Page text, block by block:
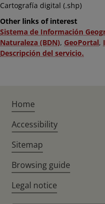
Cartografía digital (.shp)
Other links of interest
Sistema de Información
Naturaleza (BDN), GeoPortal,
Descripción del servicio.
Home
Accessibility
Sitemap
Browsing guide
Legal notice